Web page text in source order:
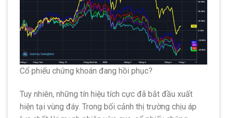
Cổ phiếu chứng khoán đang hồi phục?
Tuy nhiên, những tín hiệu tích cực đã bắt đầu xuất
hiện tại vùng đáy. Trong bối cảnh thị trường chịu áp